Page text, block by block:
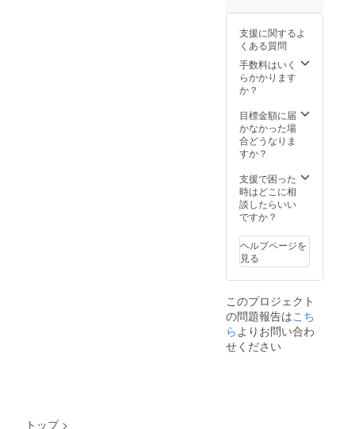
支援に関するよ
くある質問
手数料はいく
らかかります
か？
目標金額に届
かなかった場
合どうなりま
すか？
支援で困った
時はどこに相
談したらいい
ですか？
ヘルプページを
見る
このプロジェクト
の問題報告はこち
ら よりお問い合わ
せください
トップ >